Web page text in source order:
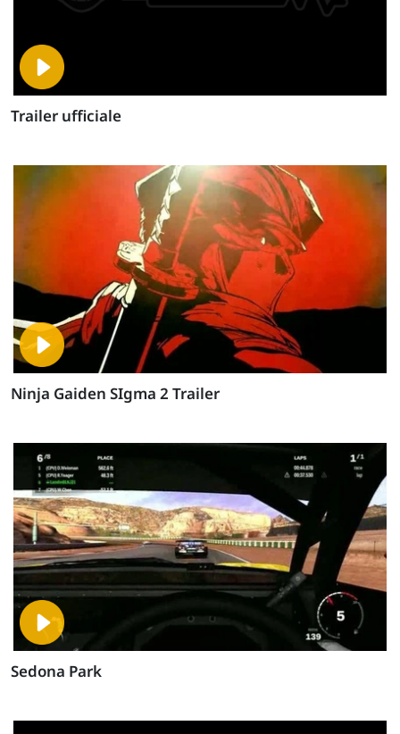
Trailer ufficiale
Ninja Gaiden SIgma 2 Trailer
Sedona Park